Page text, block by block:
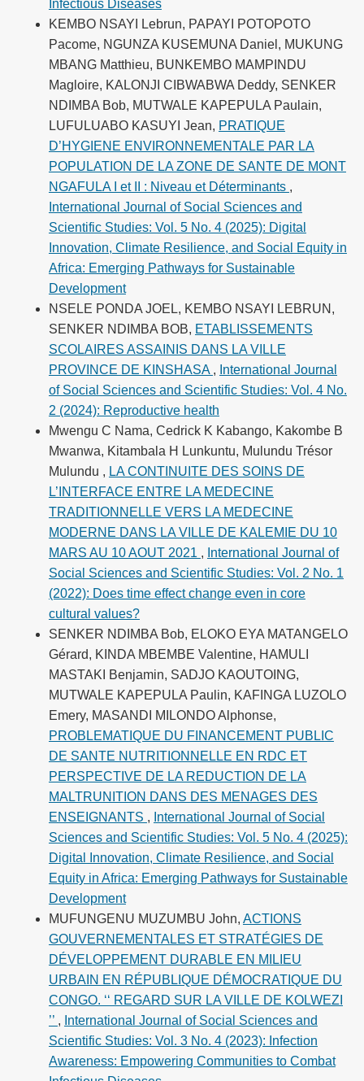
Infectious Diseases
KEMBO NSAYI Lebrun, PAPAYI POTOPOTO
Pacome, NGUNZA KUSEMUNA Daniel, MUKUNG
MBANG Matthieu, BUNKEMBO MAMPINDU
Magloire, KALONJI CIBWABWA Deddy, SENKER
NDIMBA Bob, MUTWALE KAPEPULA Paulain,
LUFULUABO KASUYI Jean, PRATIQUE
D’HYGIENE ENVIRONNEMENTALE PAR LA
POPULATION DE LA ZONE DE SANTE DE MONT
NGAFULA I et II : Niveau et Déterminants ,
International Journal of Social Sciences and
Scientific Studies: Vol. 5 No. 4 (2025): Digital
Innovation, Climate Resilience, and Social Equity in
Africa: Emerging Pathways for Sustainable
Development
NSELE PONDA JOEL, KEMBO NSAYI LEBRUN,
SENKER NDIMBA BOB, ETABLISSEMENTS
SCOLAIRES ASSAINIS DANS LA VILLE
PROVINCE DE KINSHASA , International Journal
of Social Sciences and Scientific Studies: Vol. 4 No.
2 (2024): Reproductive health
Mwengu C Nama, Cedrick K Kabango, Kakombe B
Mwanwa, Kitambala H Lunkuntu, Mulundu Trésor
Mulundu , LA CONTINUITE DES SOINS DE
L’INTERFACE ENTRE LA MEDECINE
TRADITIONNELLE VERS LA MEDECINE
MODERNE DANS LA VILLE DE KALEMIE DU 10
MARS AU 10 AOUT 2021 , International Journal of
Social Sciences and Scientific Studies: Vol. 2 No. 1
(2022): Does time effect change even in core
cultural values?
SENKER NDIMBA Bob, ELOKO EYA MATANGELO
Gérard, KINDA MBEMBE Valentine, HAMULI
MASTAKI Benjamin, SADJO KAOUTOING,
MUTWALE KAPEPULA Paulin, KAFINGA LUZOLO
Emery, MASANDI MILONDO Alphonse,
PROBLEMATIQUE DU FINANCEMENT PUBLIC
DE SANTE NUTRITIONNELLE EN RDC ET
PERSPECTIVE DE LA REDUCTION DE LA
MALTRUNITION DANS DES MENAGES DES
ENSEIGNANTS , International Journal of Social
Sciences and Scientific Studies: Vol. 5 No. 4 (2025):
Digital Innovation, Climate Resilience, and Social
Equity in Africa: Emerging Pathways for Sustainable
Development
MUFUNGENU MUZUMBU John, ACTIONS
GOUVERNEMENTALES ET STRATÉGIES DE
DÉVELOPPEMENT DURABLE EN MILIEU
URBAIN EN RÉPUBLIQUE DÉMOCRATIQUE DU
CONGO. ‘‘ REGARD SUR LA VILLE DE KOLWEZI
’’ , International Journal of Social Sciences and
Scientific Studies: Vol. 3 No. 4 (2023): Infection
Awareness: Empowering Communities to Combat